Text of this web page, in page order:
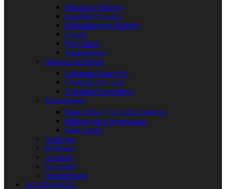
Bálsamos (Balms)
Espumas (Foams)
Hypoallergenic Rithual
Ozone
Pure Silver
Tratamientos
Higiene del Manto
Champús Generales
Champús de Color
Champús Específicos
Tratamientos
Mascarillas y Acondicionadores
Hidratación y Reparación
Kera Argán
Andiroba
Perfumes
Acabado
Groomers
Ozonoterapia
ACCESORIOS